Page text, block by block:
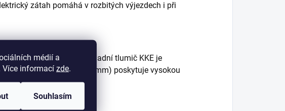
médií a
Více informací zde.
Souhlasím
zátah pomáhá v rozbitých výjezdech i při
odskoku a předpětí. Zadní tlumič KKE je
kotouči (220/203 mm) poskytuje vysokou